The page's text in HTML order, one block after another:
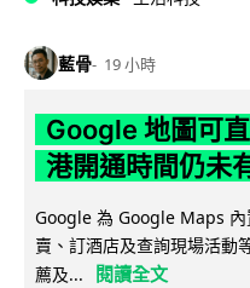
藍骨 19 小時
Google 地圖可
港開通時間仍未
Google 為 Google Maps
賣、訂酒店及查詢現場活動
薦及...
閱讀全文